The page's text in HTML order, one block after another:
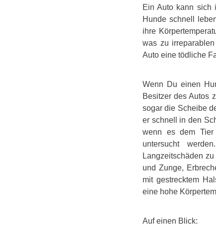
Ein Auto kann sich
Hunde schnell
ihre
was zu
Auto eine tödliche
Wenn Du einen
Besitzer des Autos
sogar die Scheibe
er schnell in den
wenn es dem Tier
untersucht
Langzeitschäden
und Zunge,
mit gestrecktem
eine hohe
Auf einen Blick: